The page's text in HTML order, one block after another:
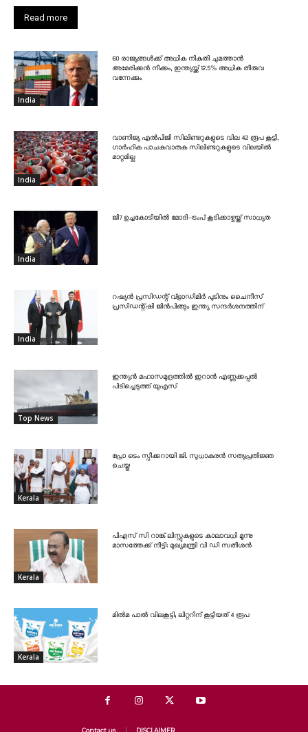
Read more
India
60 രാജ്യങ്ങൾക്ക് അധിക നികുതി ചുമത്താൻ
അമേരിക്കൻ നീക്കം, ഇന്ത്യയ്ക്ക് 12.5% അധിക തീരുവ
വന്നേക്കും
India
വാണിജ്യ എൽപിജി സിലിണ്ടറുകളുടെ വില 42 രൂപ കൂട്ടി,
ഗാർഹിക പാചകവാതക സിലിണ്ടറുകളുടെ വിലയിൽ
മാറ്റമില്ല
India
ജി7 ഉച്ചകോടിയിൽ മോദി-ട്രംപ് കൂടിക്കാഴ്ചയ്ക്ക് സാധ്യത
India
റഷ്യൻ പ്രസിഡന്റ് വ്‌ളാഡിമിർ പുടിനും ചൈനീസ്
പ്രസിഡന്റ്ഷി ജിൻപിങ്ങും ഇന്ത്യ സന്ദർശനത്തിന്
Top News
ഇന്ത്യൻ മഹാസമുദ്രത്തിൽ ഇറാൻ എണ്ണക്കപ്പൽ
പിടിച്ചെടുത്ത് യുഎസ്
Kerala
പ്രോ ടെം സ്പീക്കറായി ജി. സുധാകരൻ സത്യപ്രതിജ്ഞ
ചെയ്തു
Kerala
പിഎസ് സി റാങ്ക് ലിസ്റ്റുകളുടെ കാലാവധി മൂന്നു
മാസത്തേക്ക് നീട്ടി: മുഖ്യമന്ത്രി വി ഡി സതീശൻ
Kerala
മിൽമ പാൽ വിലകൂട്ടി; ലിറ്ററിന് കൂട്ടിയത് 4 രൂപ
Contact us DISCLAIMER